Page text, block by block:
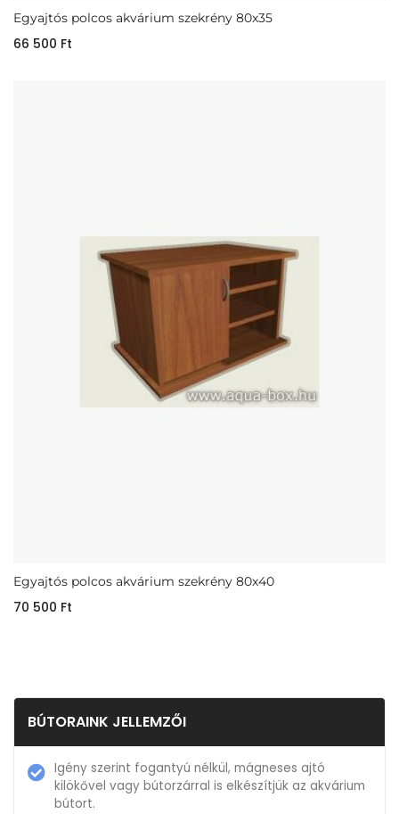
Egyajtós polcos akvárium szekrény 80x35
66 500 Ft
Egyajtós polcos akvárium szekrény 80x40
70 500 Ft
BÚTORAINK JELLEMZŐI
Igény szerint fogantyú nélkül, mágneses ajtó
kilökővel vagy bútorzárral is elkészítjük az akvárium
bútort.